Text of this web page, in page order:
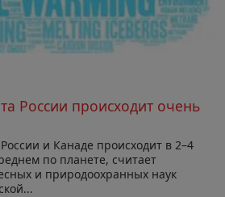
России происходит очень
и Канаде происходит в 2–4
по планете, считает
и природоохранных наук